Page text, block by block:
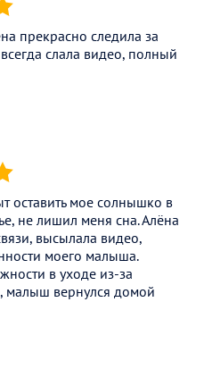
прекрасно следила за
слала видео, полный
оставить мое солнышко в
не лишил меня сна. Алёна
высылала видео,
моего малыша.
в уходе из-за
малыш вернулся домой